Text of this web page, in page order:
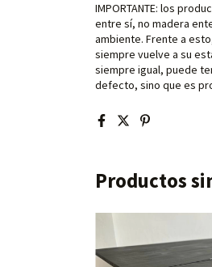
IMPORTANTE: los
entre sí, no madera
ambiente. Frente a
siempre vuelve a su
siempre igual, puede
defecto, sino que es
Productos